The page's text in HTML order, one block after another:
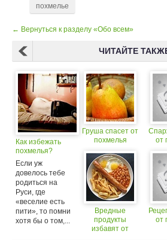
похмелье
← Вернуться к разделу «Обо всем»
ЧИТАЙТЕ
Как избежать
похмелья?
Если уж
довелось тебе
родиться на
Руси, где
«веселие есть
пити», то помни
хотя бы о том,...
Груша спасет от
похмелья
Вредные
продукты
избавят от
от
от